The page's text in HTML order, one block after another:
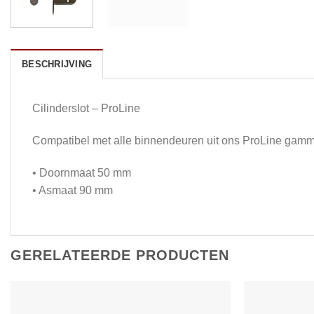
BESCHRIJVING
Cilinderslot – ProLine
Compatibel met alle binnendeuren uit ons ProLine
• Doornmaat 50 mm
• Asmaat 90 mm
GERELATEERDE PRODUCTEN